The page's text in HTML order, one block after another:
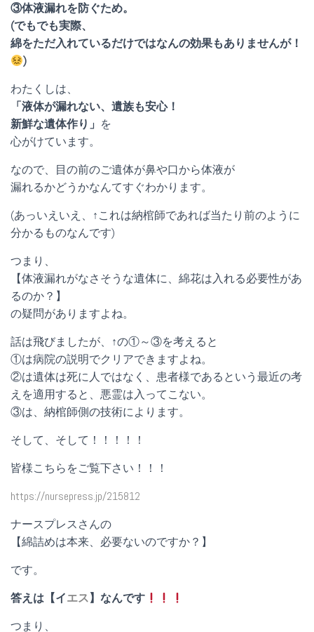
③体液漏れを防ぐため。
(でもでも実際、
綿をただ入れているだけではなんの効果もありませんが！
)
わたくしは、
「液体が漏れない、遺族も安心！
新鮮な遺体作り」 を
心がけています。
なので、目の前のご遺体が鼻や口から体液が
漏れるかどうかなんてすぐわかります。
(あっいえいえ、↑これは納棺師であれば当たり前のように
分かるものなんです)
つまり、
【体液漏れがなさそうな遺体に、綿花は入れる必要性があ
るのか？】
の疑問がありますよね。
話は飛びましたが、↑の①～③を考えると
①は病院の説明でクリアできますよね。
②は遺体は死に人ではなく、患者様であるという最近の考
えを適用すると、悪霊は入ってこない。
③は、納棺師側の技術によります。
そして、そして！！！！！
皆様こちらをご覧下さい！！！
https://nursepress.jp/215812
ナースプレスさんの
【綿詰めは本来、必要ないのですか？】
です。
答えは【イエス】なんです
つまり、